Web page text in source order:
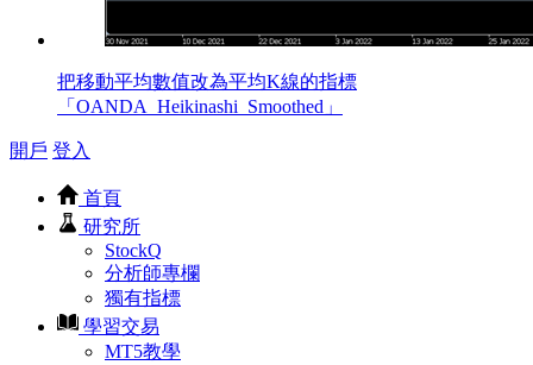
把移動平均數值改為平均K線的指標
「OANDA_Heikinashi_Smoothed」
開戶 登入
首頁
研究所
StockQ
分析師專欄
獨有指標
學習交易
MT5教學